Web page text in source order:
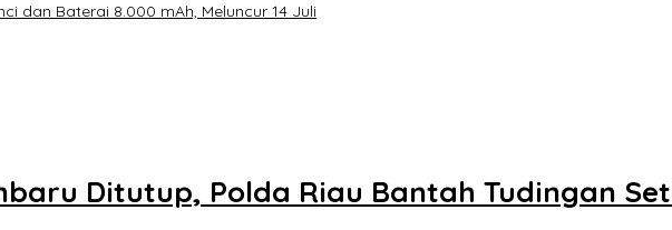
dan Baterai 8.000 mAh, Meluncur 14 Juli
Ditutup, Polda Riau Bantah Tudingan